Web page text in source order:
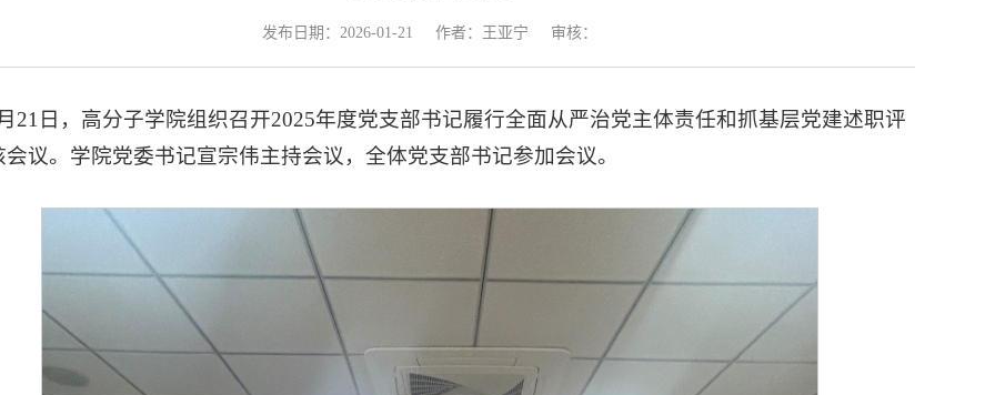
发布日期：2026-01-21 作者：王亚宁 审核：
21日，高分子学院组织召开2025年度党支部书记履行全面从严治党主体责任和抓基层党建述职评
会议。学院党委书记宣宗伟主持会议，全体党支部书记参加会议。